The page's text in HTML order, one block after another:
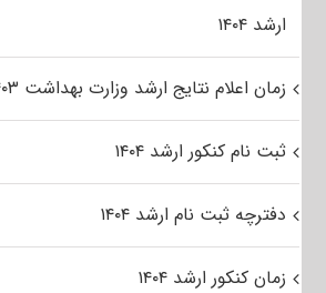
ارشد ۱۴۰۴
زمان اعلام نتایج ارشد وزارت بهداشت ۱۴۰۳
ثبت نام کنکور ارشد ۱۴۰۴
دفترچه ثبت نام ارشد ۱۴۰۴
زمان کنکور ارشد ۱۴۰۴